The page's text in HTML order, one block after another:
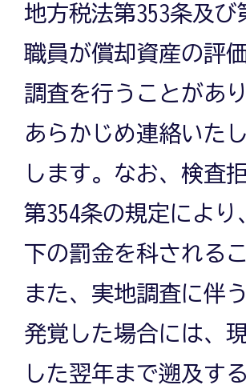
地方税法第353条及
職員が償却資産の評
調査を行うことがあ
あらかじめ連絡いた
します。なお、検査
第354条の規定によ
下の罰金を科される
また、実地調査に伴
発覚した場合には、
した翌年まで遡及す